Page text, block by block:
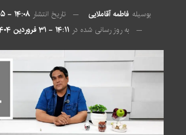
بوسیله فاطمه آقاملایی تاریخ انتشار ۱۴:۰۸ - ۵ فروردین ۱۴۰۴
به روز رسانی شده در ۱۴:۱۱ - ۳۱ فروردین ۱۴۰۴